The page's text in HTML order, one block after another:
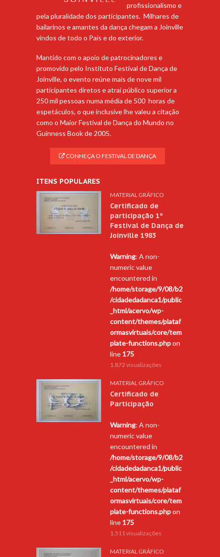
profissionalismo e
pela pluralidade dos participantes. Milhares de
bailarinos e amantes da dança chegam a Joinville
vindos de todo o País e do exterior.
Mantido com o apoio de patrocinadores e
promovido pelo Instituto Festival de Dança de
Joinville, o evento reúne mais de nove mil
participantes diretos e atrai público superior a
250 mil pessoas numa média de 500 horas de
espetáculos, o que inclusive lhe valeu a citação
como o Maior Festival de Dança do Mundo no
Guinness Book de 2005.
CONHEÇA O FESTIVAL DE DANÇA
ITENS POPULARES
MATERIAL GRÁFICO
Certificado de
participação 1º
Festival de Dança de
Joinville 1983
Warning: A non-
numeric value
encountered in
/home/storage/9/08/b2
/cidadedadanca1/public
_html/acervo/wp-
content/themes/plataf
ormasvirtuais/core/tem
plate-functions.phpon
line 175
1.872 visualizações
MATERIAL GRÁFICO
Certificado de
Participação
Warning: A non-
numeric value
encountered in
/home/storage/9/08/b2
/cidadedadanca1/public
_html/acervo/wp-
content/themes/plataf
ormasvirtuais/core/tem
plate-functions.phpon
line 175
1.511 visualizações
MATERIAL GRÁFICO